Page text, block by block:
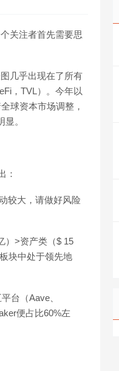
关注者首先需要思
几乎出现在了所有
，TVL）。今年以
球资本市场调整，
。
：
较大，请做好风险
）>资产类（$ 15
块中处于领先地
台（Aave、
便占比60%左